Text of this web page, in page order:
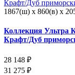
1867(ш) x 860(в) x
Коллекция Ультра
Крафт/Дуб
28 148 ₽
31 275 ₽